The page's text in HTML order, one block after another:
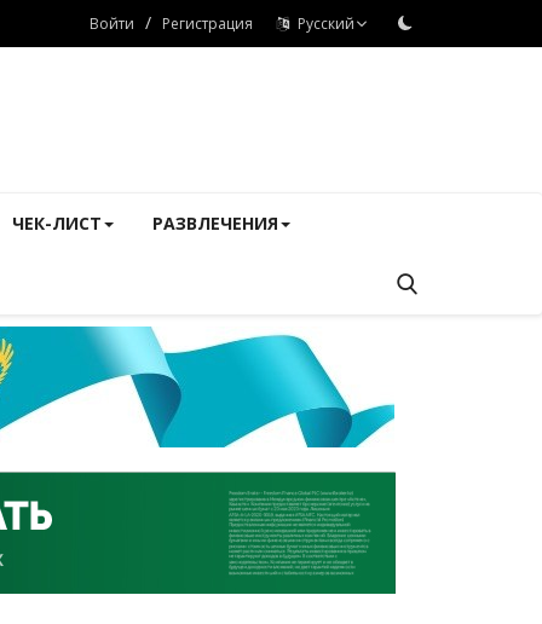
Войти / Регистрация Русский
ЧЕК-ЛИСТ РАЗВЛЕЧЕНИЯ